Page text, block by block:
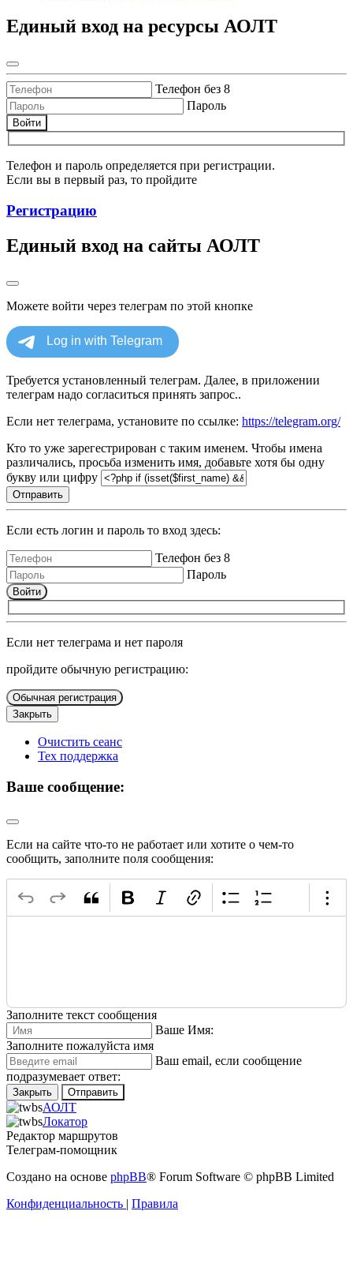
Единый вход на ресурсы АОЛТ
Телефон без 8
Пароль
Войти
Телефон и пароль определяется при регистрации.
Если вы в первый раз, то пройдите
Регистрацию
Единый вход на сайты АОЛТ
Можете войти через телеграм по этой кнопке
Требуется установленный телеграм. Далее, в приложении
телеграм надо согласиться принять запрос..
Если нет телеграма, установите по ссылке: https://telegram.org/
Кто то уже зарегестрирован с таким именем. Чтобы имена
различались, просьба изменить имя, добавьте хотя бы одну
букву или цифру
Отправить
Если есть логин и пароль то вход здесь:
Телефон без 8
Пароль
Войти
Если нет телеграма и нет пароля
пройдите обычную регистрацию:
Обычная регистрация
Закрыть
Очистить сеанс
Тех поддержка
Ваше сообщение:
Если на сайте что-то не работает или хотите о чем-то
сообщить, заполните поля сообщения:
Заполните текст сообщения
Ваше Имя:
Заполните пожалуйста имя
Ваш еmail, если сообщение
подразумевает ответ:
Закрыть Отправить
АОЛТ
Локатор
Редактор маршрутов
Телеграм-помощник
Создано на основе phpBB® Forum Software © phpBB Limited
Конфиденциальность | Правила